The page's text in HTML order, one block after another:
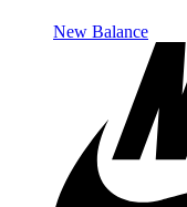
New Balance